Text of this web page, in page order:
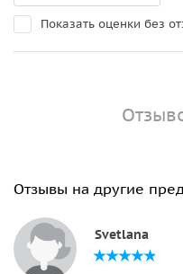
Показать оценки без
Отзывы на другие
Svetlana